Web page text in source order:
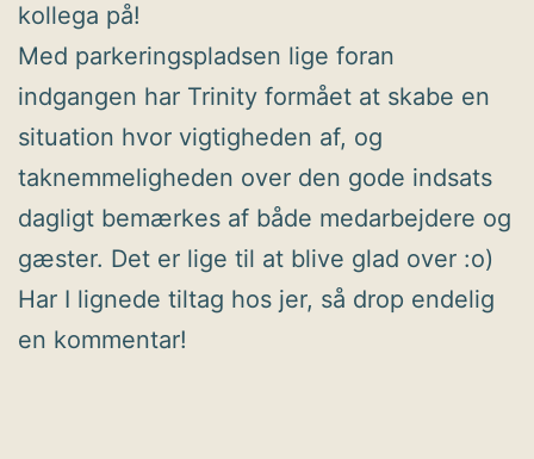
kollega på!
Med parkeringspladsen lige foran
indgangen har Trinity formået at skabe en
situation hvor vigtigheden af, og
taknemmeligheden over den gode indsats
dagligt bemærkes af både medarbejdere og
gæster. Det er lige til at blive glad over :o)
Har I lignede tiltag hos jer, så drop endelig
en kommentar!